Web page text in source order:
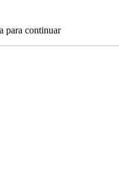
para continuar